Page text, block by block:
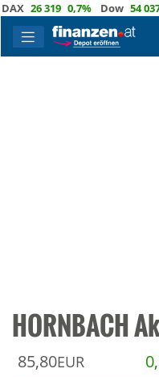
26 319 0,7% Dow 54 037
HORNBACH
85,80EUR